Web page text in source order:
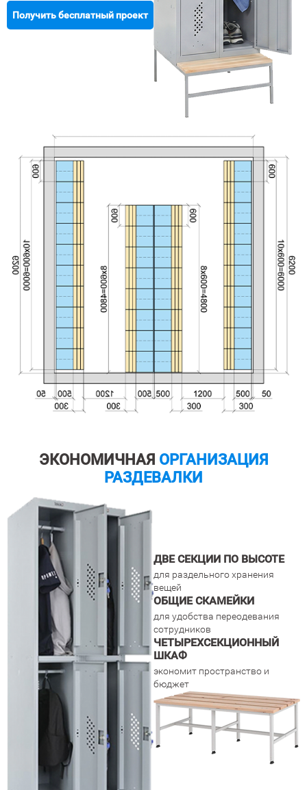
Получить бесплатный проект
ЭКОНОМИЧНАЯ ОРГАНИЗАЦИЯ
РАЗДЕВАЛКИ
ДВЕ СЕКЦИИ ПО ВЫСОТЕ
для раздельного хранения
вещей
ОБЩИЕ СКАМЕЙКИ
для удобства переодевания
сотрудников
ЧЕТЫРЕХСЕКЦИОННЫЙ
ШКАФ
экономит пространство и
бюджет